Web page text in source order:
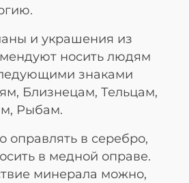
и украшения из
носить людям
знаками
Близнецам, Тельцам,
Рыбам.
в серебро,
в медной оправе.
минерала можно,